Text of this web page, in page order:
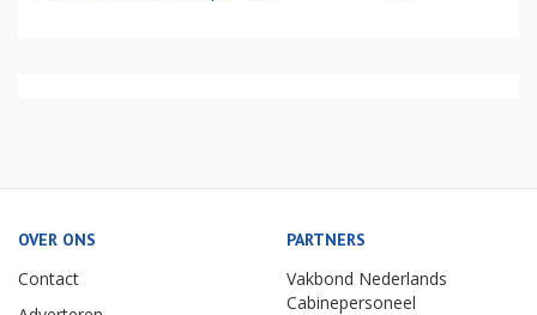
OVER ONS
Contact
PARTNERS
Vakbond Nederlands
Cabinepersoneel